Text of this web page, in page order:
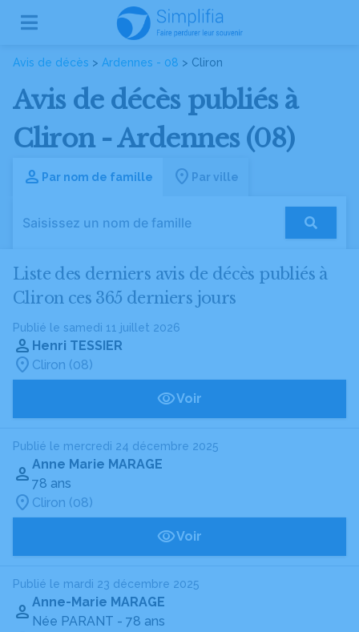
Avis de décès > Ardennes - 08 > Cliron
Avis de décès publiés à
Cliron - Ardennes (08)
Par nom de famille Par ville
Liste des derniers avis de décès publiés à
Cliron ces 365 derniers jours
Publié le samedi 11 juillet 2026
Henri TESSIER
Cliron (08)
Voir
Publié le mercredi 24 décembre 2025
Anne Marie MARAGE
78 ans
Cliron (08)
Voir
Publié le mardi 23 décembre 2025
Anne-Marie MARAGE
Née PARANT - 78 ans